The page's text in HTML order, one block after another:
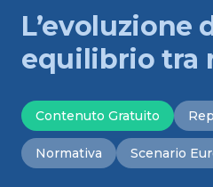
equilibrio tra
Contenuto Gratuito
Normativa Scenario